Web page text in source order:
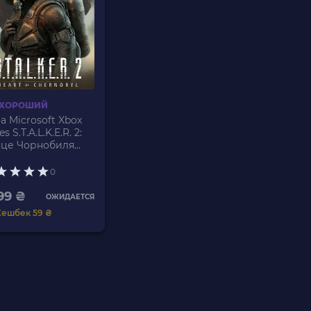
Microsoft Xbox
S.T.A.L.K.E.R. 2:
Чорнобиля
Edition
0
₴ ОЖИДАЕТСЯ
59 ₴